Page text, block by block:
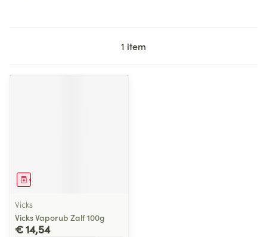
1 item
Geneesmiddel
Vicks
Vicks Vaporub Zalf 100g
€ 14,54